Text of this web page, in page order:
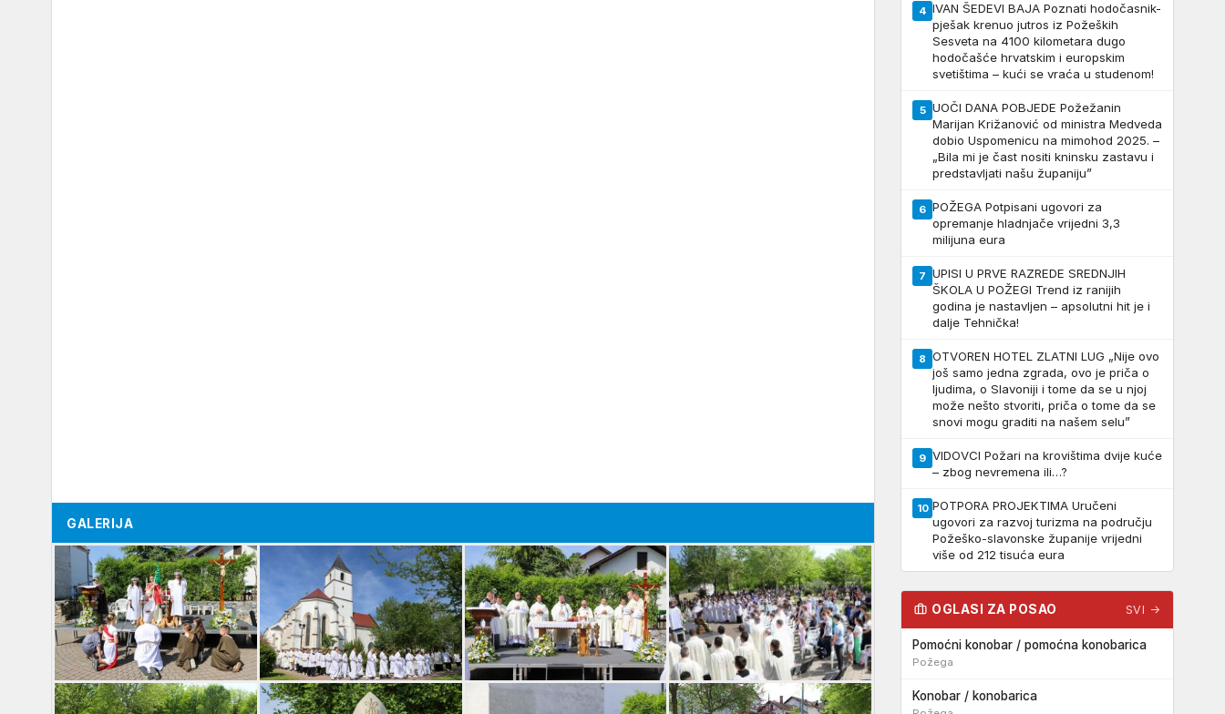
GALERIJA
4 IVAN ŠEDEVI BAJA Poznati hodočasnik-
pješak krenuo jutros iz Požeških
Sesveta na 4100 kilometara dugo
hodočašće hrvatskim i europskim
svetištima – kući se vraća u studenom!
5 UOČI DANA POBJEDE Požežanin
Marijan Križanović od ministra Medveda
dobio Uspomenicu na mimohod 2025. –
„Bila mi je čast nositi kninsku zastavu i
predstavljati našu županiju”
6 POŽEGA Potpisani ugovori za
opremanje hladnjače vrijedni 3,3
milijuna eura
7 UPISI U PRVE RAZREDE SREDNJIH
ŠKOLA U POŽEGI Trend iz ranijih
godina je nastavljen – apsolutni hit je i
dalje Tehnička!
8 OTVOREN HOTEL ZLATNI LUG „Nije ovo
još samo jedna zgrada, ovo je priča o
ljudima, o Slavoniji i tome da se u njoj
može nešto stvoriti, priča o tome da se
snovi mogu graditi na našem selu”
9 VIDOVCI Požari na krovištima dvije kuće
– zbog nevremena ili…?
10 POTPORA PROJEKTIMA Uručeni
ugovori za razvoj turizma na području
Požeško-slavonske županije vrijedni
više od 212 tisuća eura
OGLASI ZA POSAO SVI →
Pomoćni konobar / pomoćna konobarica
Požega
Konobar / konobarica